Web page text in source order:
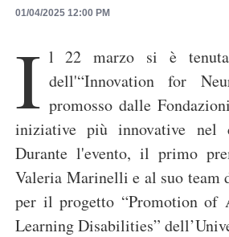
01/04/2025 12:00 PM
I l 22 marzo si è tenuta
dell'“Innovation for
promosso dalle
iniziative più innovative nel
Durante l'evento, il primo
Valeria Marinelli e al suo team
per il progetto “Promotion of
Learning Disabilities”